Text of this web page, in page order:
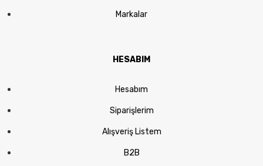
Markalar
HESABIM
Hesabım
Siparişlerim
Alışveriş Listem
B2B